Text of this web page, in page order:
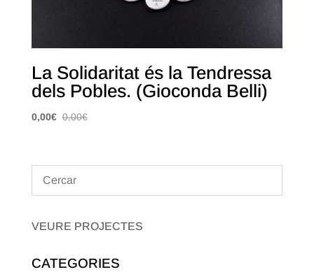
La Solidaritat és la Tendressa
dels Pobles. (Gioconda Belli)
0,00€ 0,00€
VEURE PROJECTES
CATEGORIES